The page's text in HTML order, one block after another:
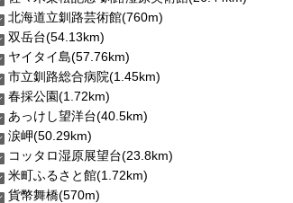
北海道立釧路芸術館(760m)
双岳台(54.13km)
ヤイタイ島(57.76km)
市立釧路総合病院(1.45km)
春採公園(1.72km)
あっけし望洋台(40.5km)
涙岬(50.29km)
コッタロ湿原展望台(23.8km)
米町ふるさと館(1.72km)
貨幣舞橋(570m)